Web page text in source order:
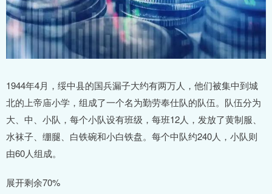
1944年4月，绥中县的国兵漏子大约有两万人，他们被集中到城
北的上帝庙小学，组成了一个名为勤劳奉仕队的队伍。队伍分为
大、中、小队，每个小队设有班级，每班12人，发放了黄制服、
水袜子、绷腿、白铁碗和小白铁盘。每个中队约240人，小队则
由60人组成。
展开剩余70%